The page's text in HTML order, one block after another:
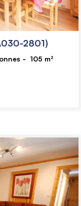
2801)
105 m²